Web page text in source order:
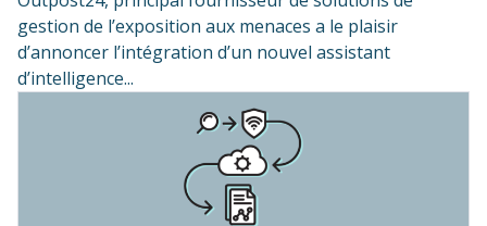
gestion de l’exposition aux menaces a le plaisir
d’annoncer l’intégration d’un nouvel assistant
d’intelligence...